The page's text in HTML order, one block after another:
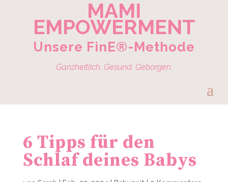
MAMI
EMPOWERMENT
Unsere FinE®-Methode
Ganzheitlich. Gesund. Geborgen.
6 Tipps für den
Schlaf deines Babys